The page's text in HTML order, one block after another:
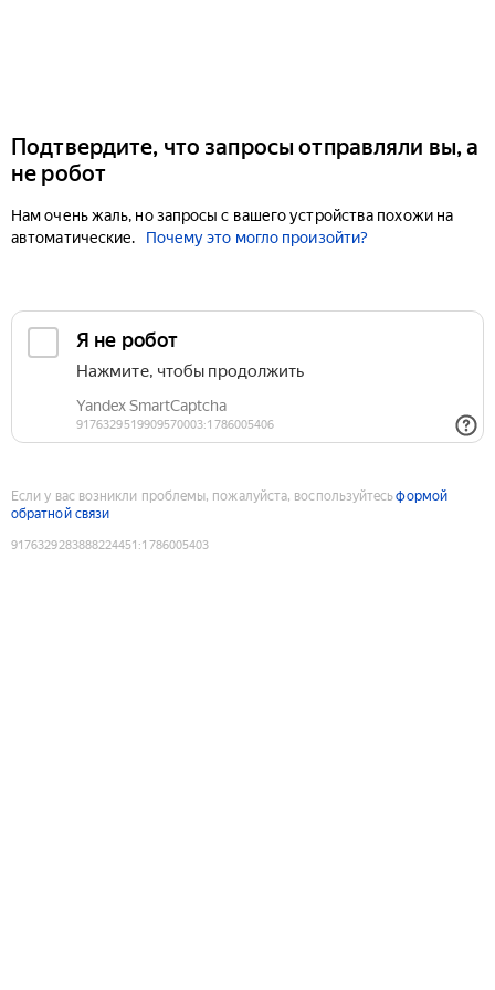
Подтвердите, что запросы отправляли вы, а
не робот
Нам очень жаль, но запросы с вашего устройства похожи на
автоматические.
Почему это могло произойти?
Если у вас возникли проблемы, пожалуйста, воспользуйтесьформой
обратной связи
9176329283888224451 :1786005403